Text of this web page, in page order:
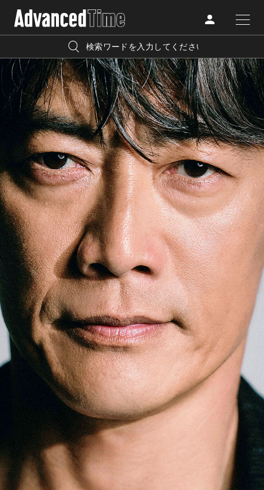
CATEGORY
FASHION
BEAUTY
TRAVEL
LIFESTYLE
FOLLOW US
AdvancedClub
『AdvancedTime』は、自由でしなやかに生きるハイエンド
な大人達におくる、スペシャルイシュー満載のメディア。
高感度なファッション、カルチャーに溺愛、未知の幅広い
教養を求め、今までの人生で積んだ経験、知見を余裕をも
って楽しみながら、進化するソーシャルに寄り添いたい。
何かに縛られていた時間から解き放たれつつある世代の
ライフスタイルを豊かに彩る『AdvancedTime』が発信する
情報をさらに充実し、より速やかに、活用できる
「AdvancedClub」会員組織を設けました。
「AdvancedClub」会員に登録すると、プレゼント応募情報
の一覧、プレミアムな会員限定イベント、ブランドのエクス
クルーシブアイテムの紹介など、特別なコンテンツ情報を
メールマガジンでお届け致します。更に『AdvancedTime』
のタブロイドマガジンのご案内もあり、送付手数料のみを
ご負担いただくことでお手元で『AdvancedTime』をお楽し
みいただけます。
登録は無料です。
一緒に『AdvancedTime』を楽しみましょう！
人気の検索キーワード
宿泊 プレゼント
リゾート インテリア
美白 アイメイク